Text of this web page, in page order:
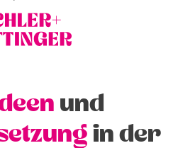
und
in der